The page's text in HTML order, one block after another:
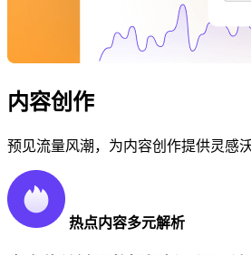
内容创作
预见流量风潮，为内容创作提供灵感
热点内容多元解析